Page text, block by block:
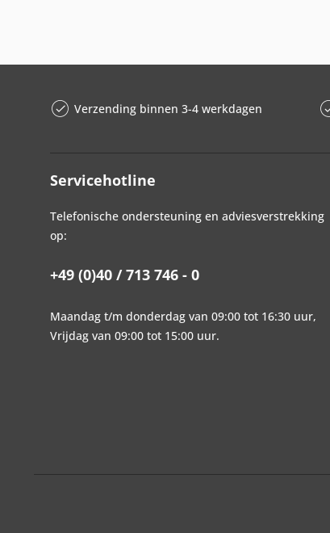
Verzending binnen 3-4 werkdagen
Servicehotline
Telefonische ondersteuning en adviesverstrekking
op:
+49 (0)40 / 713 746 - 0
Maandag t/m donderdag van 09:00 tot 16:30 uur,
Vrijdag van 09:00 tot 15:00 uur.